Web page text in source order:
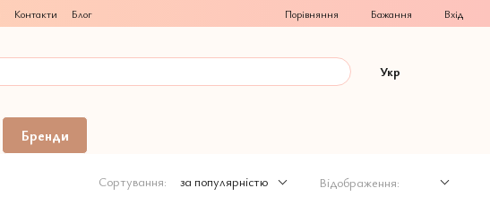
Контакти Блог Порівняння Бажання Вхід
Укр
Бренди
Сортування: за популярністю Відображення: